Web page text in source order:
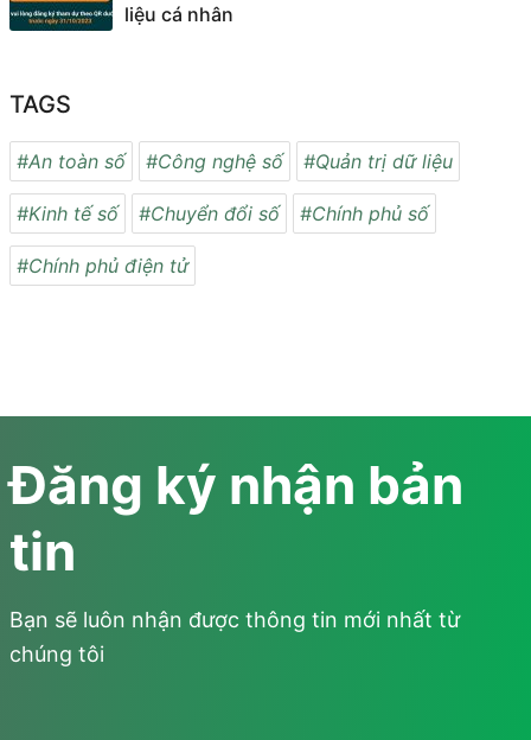
liệu cá nhân
TAGS
#An toàn số #Công nghệ số #Quản trị dữ liệu
#Kinh tế số #Chuyển đổi số #Chính phủ số
#Chính phủ điện tử
Đăng ký nhận bản
tin
Bạn sẽ luôn nhận được thông tin mới nhất từ
chúng tôi